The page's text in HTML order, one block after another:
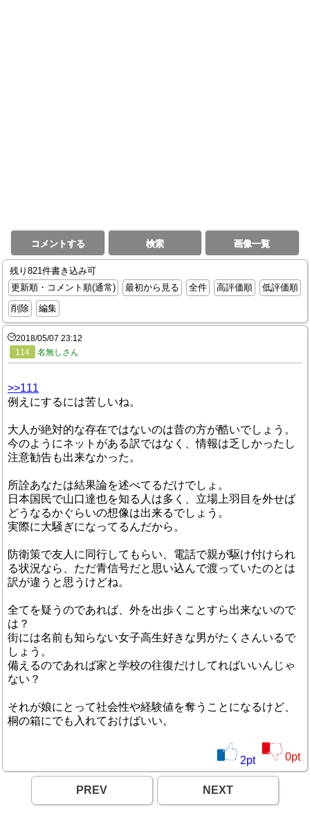
コメントする 検索 画像一覧
残り821件書き込み可
更新順・コメント順(通常)
最初から見る 全件 高評価順
低評価順
削除
編集
2018/05/07 23:12
114
名無しさん
>>111
例えにするには苦しいね。
大人が絶対的な存在ではないのは昔の方が酷いでしょう。
今のようにネットがある訳ではなく、情報は乏しかったし
注意勧告も出来なかった。
所詮あなたは結果論を述べてるだけでしょ。
日本国民で山口達也を知る人は多く、立場上羽目を外せば
どうなるかぐらいの想像は出来るでしょう。
実際に大騒ぎになってるんだから。
防衛策で友人に同行してもらい、電話で親が駆け付けられ
る状況なら、ただ青信号だと思い込んで渡っていたのとは
訳が違うと思うけどね。
全てを疑うのであれば、外を出歩くことすら出来ないので
は？
街には名前も知らない女子高生好きな男がたくさんいるで
しょう。
備えるのであれば家と学校の往復だけしてればいいんじゃ
ない？
それが娘にとって社会性や経験値を奪うことになるけど、
桐の箱にでも入れておけばいい。
2pt 0pt
PREV NEXT